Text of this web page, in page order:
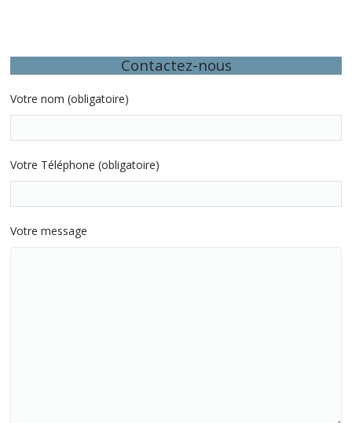
Contactez-nous
Votre nom (obligatoire)
Votre Téléphone (obligatoire)
Votre message